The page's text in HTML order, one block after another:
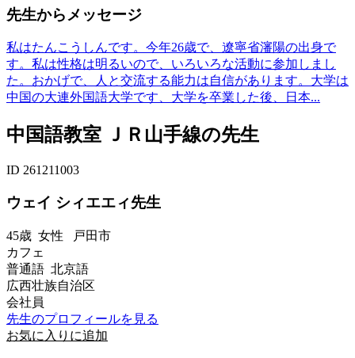
先生からメッセージ
私はたんこうしんです。今年26歳で、遼寧省瀋陽の出身で
す。私は性格は明るいので、いろいろな活動に参加しまし
た。おかげで、人と交流する能力は自信があります。大学は
中国の大連外国語大学です、大学を卒業した後、日本...
中国語教室 ＪＲ山手線の先生
ID 261211003
ウェイ シィエエィ先生
45歳 女性 戸田市
カフェ
普通語 北京語
広西壮族自治区
会社員
先生のプロフィールを見る
お気に入りに追加